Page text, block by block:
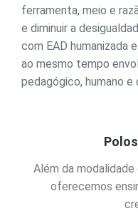
ferramenta, meio e
e diminuir a
com EAD humanizada
ao mesmo tempo
pedagógico, humano e
Além da
oferecemos